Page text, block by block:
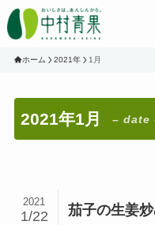
ホーム 2021年 1月
2021年1月 – date
茄子の生姜
2021
1/22